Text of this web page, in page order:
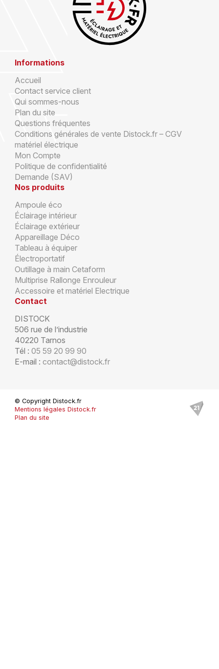
Informations
Accueil
Contact service client
Qui sommes-nous
Plan du site
Questions fréquentes
Conditions générales de vente Distock.fr – CGV
matériel électrique
Mon Compte
Politique de confidentialité
Demande (SAV)
Nos produits
Ampoule éco
Éclairage intérieur
Éclairage extérieur
Appareillage Déco
Tableau à équiper
Électroportatif
Outillage à main Cetaform
Multiprise Rallonge Enrouleur
Accessoire et matériel Electrique
Contact
DISTOCK
506 rue de l’industrie
40220 Tarnos
Tél : 05 59 20 99 90
E-mail : contact@distock.fr
© Copyright Distock.fr
Mentions légales Distock.fr
Plan du site